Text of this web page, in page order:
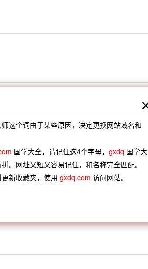
遗伯中第有诗来谢次韵
这个词由于某些原因，决定更换网站域名和
国学大全，请记住这4个字母， gxdq 国学大
。网址又短又容易记住，和名称完全匹配。
新收藏夹，使用 gxdq.com 访问网站。